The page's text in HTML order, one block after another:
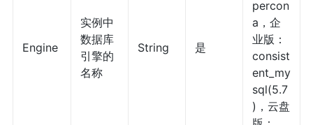
Engine
实例中
数据库
引擎的
名称
String 是
percon
a，企
业版：
consist
ent_my
sql(5.7
)，云盘